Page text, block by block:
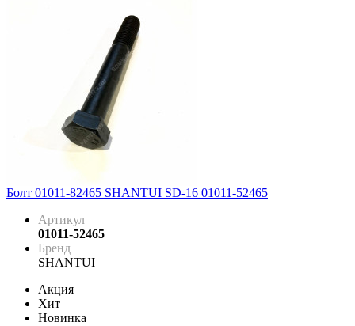
Болт 01011-82465 SHANTUI SD-16 01011-52465
Артикул
01011-52465
Бренд
SHANTUI
Акция
Хит
Новинка